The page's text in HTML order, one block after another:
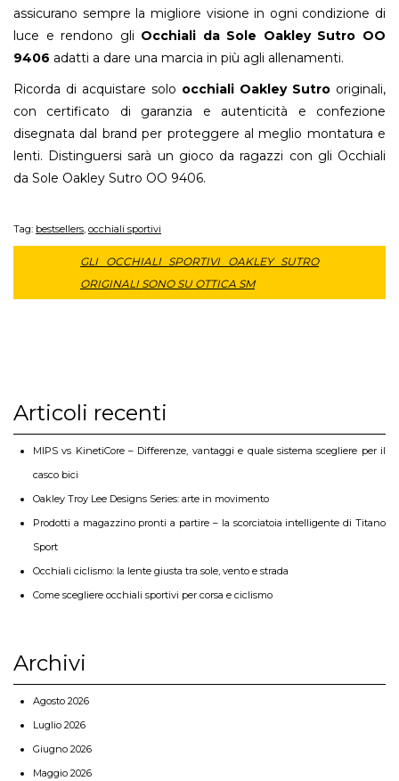
assicurano sempre la migliore visione in ogni condizione di
luce e rendono gli Occhiali da Sole Oakley Sutro OO
9406 adatti a dare una marcia in più agli allenamenti.
Ricorda di acquistare solo occhiali Oakley Sutro originali,
con certificato di garanzia e autenticità e confezione
disegnata dal brand per proteggere al meglio montatura e
lenti. Distinguersi sarà un gioco da ragazzi con gli Occhiali
da Sole Oakley Sutro OO 9406.
Tag: bestsellers occhiali sportivi
GLI OCCHIALI SPORTIVI OAKLEY SUTRO
ORIGINALI SONO SU OTTICA SM
Articoli recenti
MIPS vs KinetiCore – Differenze, vantaggi e quale sistema scegliere per il
casco bici
Oakley Troy Lee Designs Series: arte in movimento
Prodotti a magazzino pronti a partire – la scorciatoia intelligente di Titano
Sport
Occhiali ciclismo: la lente giusta tra sole, vento e strada
Come scegliere occhiali sportivi per corsa e ciclismo
Archivi
Agosto 2026
Luglio 2026
Giugno 2026
Maggio 2026